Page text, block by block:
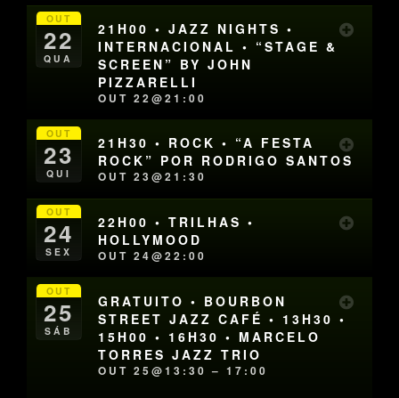
OUT
22
QUA
21H00 • JAZZ NIGHTS •
INTERNACIONAL • “STAGE &
SCREEN” BY JOHN
PIZZARELLI
OUT 22@21:00
OUT
23
QUI
21H30 • ROCK • “A FESTA
ROCK” POR RODRIGO SANTOS
OUT 23@21:30
OUT
24
SEX
22H00 • TRILHAS •
HOLLYMOOD
OUT 24@22:00
OUT
25
SÁB
GRATUITO • BOURBON
STREET JAZZ CAFÉ • 13H30 •
15H00 • 16H30 • MARCELO
TORRES JAZZ TRIO
OUT 25@13:30 – 17:00